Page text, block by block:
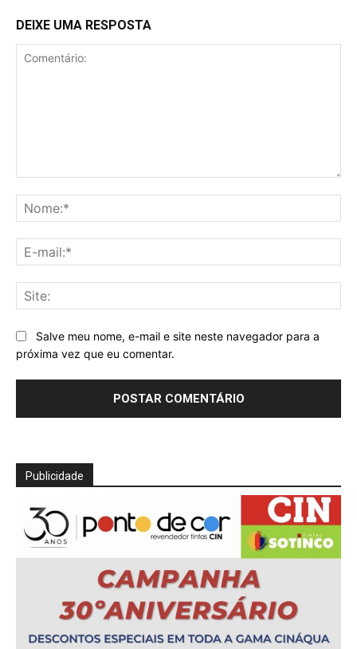
DEIXE UMA RESPOSTA
Salve meu nome, e-mail e site neste navegador para a
próxima vez que eu comentar.
Publicidade